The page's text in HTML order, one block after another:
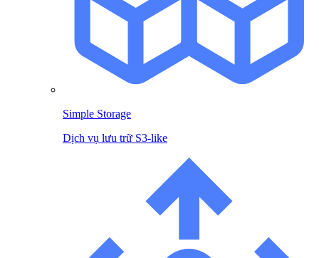
Simple Storage
Dịch vụ lưu trữ S3-like